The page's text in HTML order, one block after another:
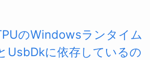
のWindowsランタイム
UsbDkに依存しているの